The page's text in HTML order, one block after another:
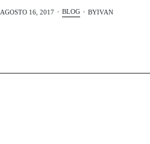
AGOSTO 16, 2017 BLOG BYIVAN